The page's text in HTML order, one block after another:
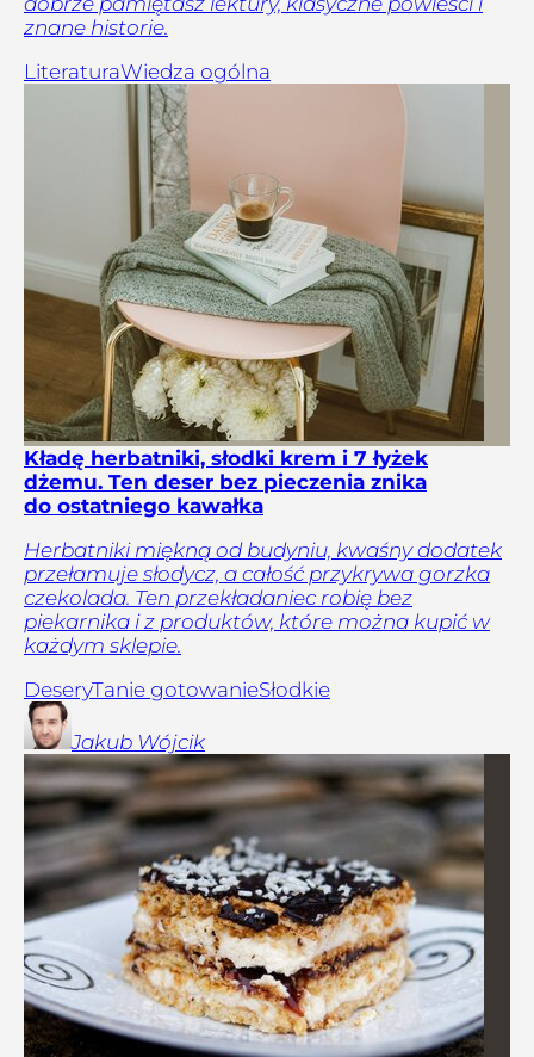
znane historie.
LiteraturaWiedza ogólna
Kładę herbatniki, słodki krem i 7 łyżek
dżemu. Ten deser bez pieczenia znika
do ostatniego kawałka
Herbatniki miękną od budyniu, kwaśny dodatek
przełamuje słodycz, a całość przykrywa gorzka
czekolada. Ten przekładaniec robię bez
piekarnika i z produktów, które można kupić w
każdym sklepie.
DeseryTanie gotowanieSłodkie
Jakub Wójcik